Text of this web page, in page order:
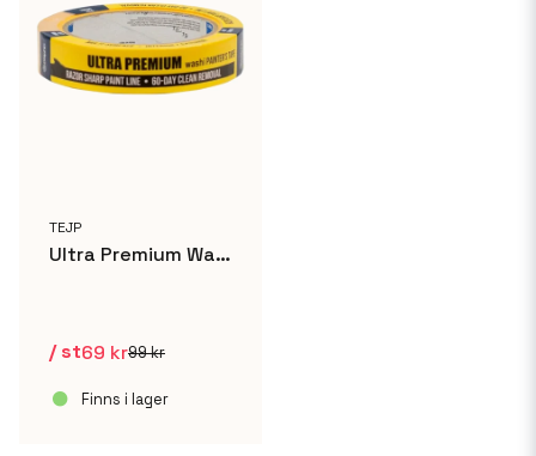
TEJP
Ultra Premium Washi Supertejp - 25mm x 50m
99 kr
69 kr
/ st
Finns i lager